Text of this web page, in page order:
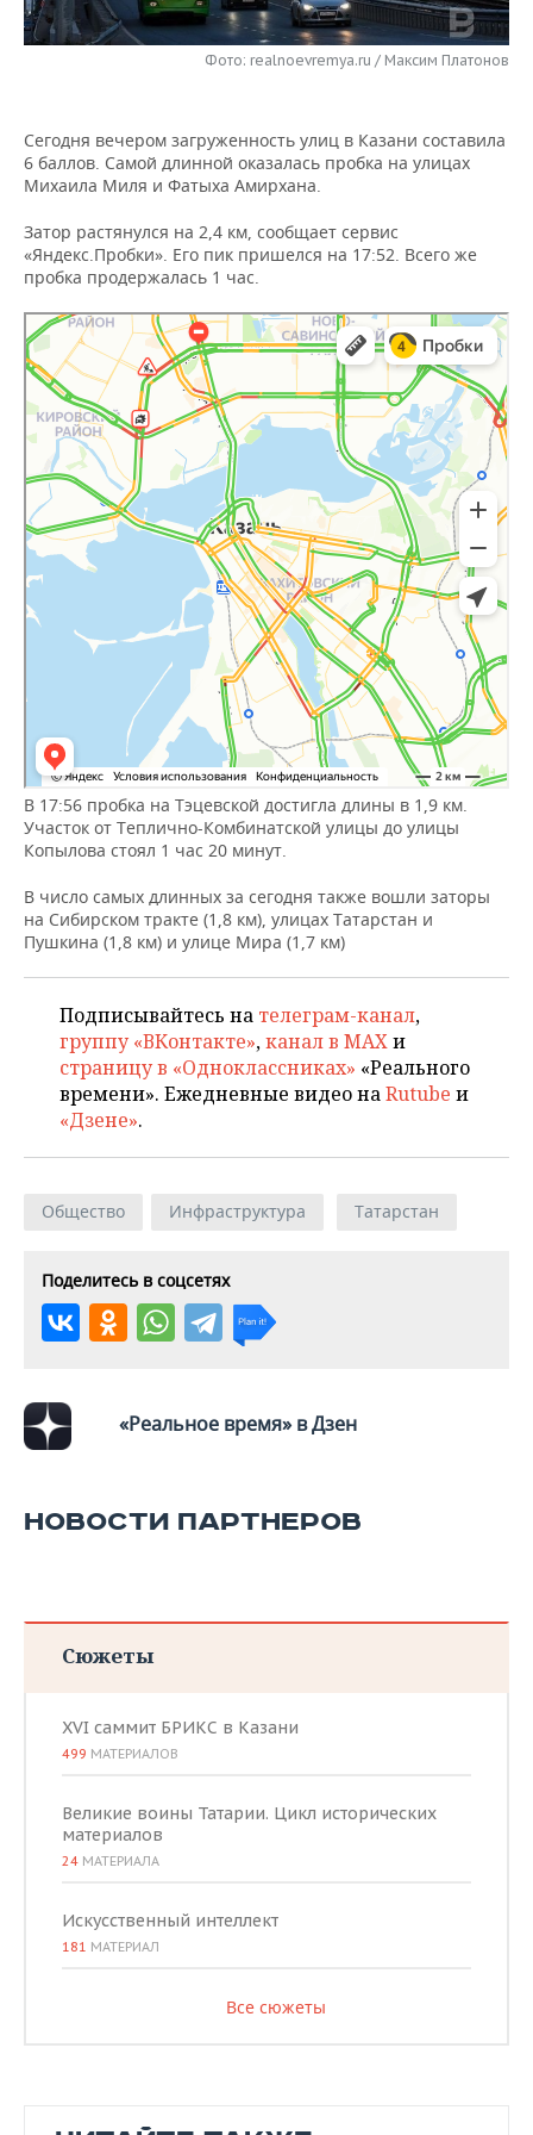
НЕФТЕХИМИЯ
ЭНЕРГЕТИКА
РОЗНИЧНАЯ ТОРГОВЛЯ
УСЛУГИ
НОВОСТИ ТЕХНОЛОГИЙ
МЕДИА
МЕРОПРИЯТИЯ
ВЫЕЗДНАЯ РЕДАКЦИЯ
ONLINE-КОНФЕРЕНЦИИ
ОТКРЫТАЯ ЛЕКЦИЯ
НОВОСТИ СПОРТА
ХОККЕЙ
БАСКЕТБОЛ
ВОЛЕЙБОЛ
КИБЕРСПОРТ
ФИГУРНОЕ КАТАНИЕ
ВОДНЫЕ ВИДЫ СПОРТА
ХОККЕЙ С МЯЧОМ
ОБЩЕСТВО
ВЛАСТЬ
ИНФРАСТРУКТУРА
ИСТОРИЯ
КУЛЬТУРА
МЕДИЦИНА
ОБРАЗОВАНИЕ
СЮЖЕТЫ
СПРАВОЧНИК
СПИСОК ПЕРСОН
СПИСОК КОМПАНИЙ
ПОЛНАЯ ВЕРСИЯ
Фото: realnoevremya.ru / Максим Платонов
Сегодня вечером загруженность улиц в Казани составила
6 баллов. Самой длинной оказалась пробка на улицах
Михаила Миля и Фатыха Амирхана.
Затор растянулся на 2,4 км, сообщает сервис
«Яндекс.Пробки». Его пик пришелся на 17:52. Всего же
пробка продержалась 1 час.
В 17:56 пробка на Тэцевской достигла длины в 1,9 км.
Участок от Теплично-Комбинатской улицы до улицы
Копылова стоял 1 час 20 минут.
В число самых длинных за сегодня также вошли заторы
на Сибирском тракте (1,8 км), улицах Татарстан и
Пушкина (1,8 км) и улице Мира (1,7 км)
Подписывайтесь на телеграм-канал,
группу «ВКонтакте»,канал в MAXи
страницу в «Одноклассниках» «Реального
времени». Ежедневные видео наRutube и
«Дзене».
Общество Инфраструктура Татарстан
Поделитесь в соцсетях
«Реальное время» в Дзен
НОВОСТИ ПАРТНЕРОВ
Сюжеты
XVI саммит БРИКС в Казани
499 МАТЕРИАЛОВ
Великие воины Татарии. Цикл исторических
материалов
24 МАТЕРИАЛА
Искусственный интеллект
181 МАТЕРИАЛ
Все сюжеты